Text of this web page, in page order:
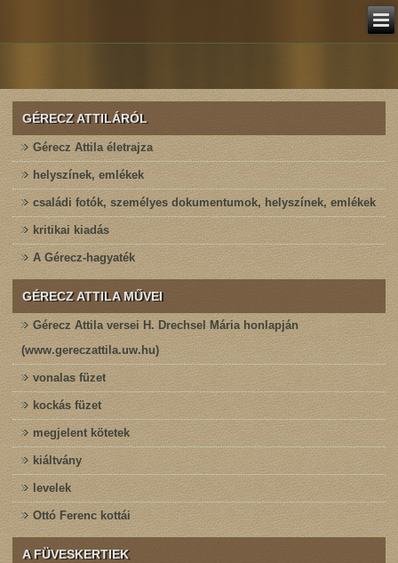
GÉRECZ ATTILÁRÓL
Gérecz Attila életrajza
helyszínek, emlékek
családi fotók, személyes dokumentumok, helyszínek, emlékek
kritikai kiadás
A Gérecz-hagyaték
GÉRECZ ATTILA MŰVEI
Gérecz Attila versei H. Drechsel Mária honlapján
(www.gereczattila.uw.hu)
vonalas füzet
kockás füzet
megjelent kötetek
kiáltvány
levelek
Ottó Ferenc kottái
A FÜVESKERTIEK